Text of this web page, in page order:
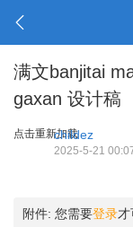
满文banjitai
gaxan 设计稿
点击重新加载
childez
2025-5-21
附件: 您需要登录